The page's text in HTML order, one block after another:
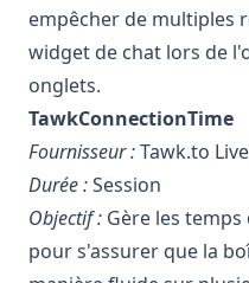
empêcher de multiples
widget de chat lors de
onglets.
TawkConnectionTime
Fournisseur :Tawk.to
Durée :Session
Objectif : Gère les
pour s'assurer que la